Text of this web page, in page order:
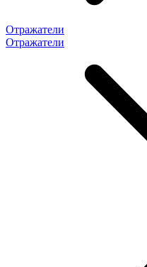
Отражатели
Отражатели